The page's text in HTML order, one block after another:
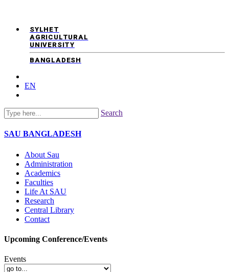
SYLHET
AGRICULTURAL
UNIVERSITY
BANGLADESH
EN
Search
SAU BANGLADESH
About Sau
Administration
Academics
Faculties
Life At SAU
Research
Central Library
Contact
Upcoming Conference/Events
Events